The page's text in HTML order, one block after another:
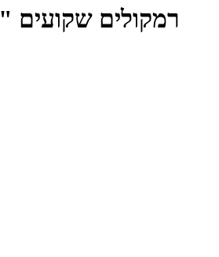
רמקולים שקועים "6.5 IW-165